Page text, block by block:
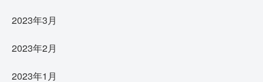
2023年3月
2023年2月
2023年1月